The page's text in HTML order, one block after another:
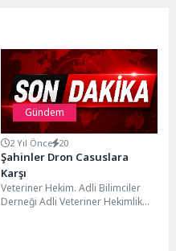
Gündem
2 Yıl Önce 20
Şahinler Dron Casuslara
Karşı
Veteriner Hekim. Adli Bilimciler
Derneği Adli Veteriner Hekimlik